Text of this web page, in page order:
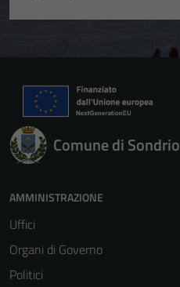
Comune di Sondrio
AMMINISTRAZIONE
Uffici
Organi di Governo
Politici